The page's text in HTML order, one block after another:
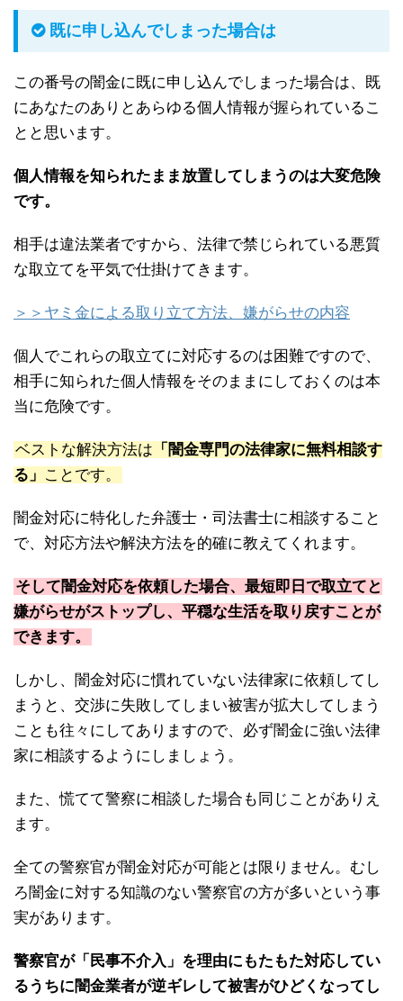
既に申し込んでしまった場合は
この番号の闇金に既に申し込んでしまった場合は、既
にあなたのありとあらゆる個人情報が握られているこ
とと思います。
個人情報を知られたまま放置してしまうのは大変危険
です。
相手は違法業者ですから、法律で禁じられている悪質
な取立てを平気で仕掛けてきます。
＞＞ヤミ金による取り立て方法、嫌がらせの内容
個人でこれらの取立てに対応するのは困難ですので、
相手に知られた個人情報をそのままにしておくのは本
当に危険です。
ベストな解決方法は 「闇金専門の法律家に無料相談す
る」 ことです。
闇金対応に特化した弁護士・司法書士に相談すること
で、対応方法や解決方法を的確に教えてくれます。
そして闇金対応を依頼した場合、最短即日で取立てと
嫌がらせがストップし、平穏な生活を取り戻すことが
できます。
しかし、闇金対応に慣れていない法律家に依頼してし
まうと、交渉に失敗してしまい被害が拡大してしまう
ことも往々にしてありますので、必ず闇金に強い法律
家に相談するようにしましょう。
また、慌てて警察に相談した場合も同じことがありえ
ます。
全ての警察官が闇金対応が可能とは限りません。むし
ろ闇金に対する知識のない警察官の方が多いという事
実があります。
警察官が「民事不介入」を理由にもたもた対応してい
るうちに闇金業者が逆ギレして被害がひどくなってし